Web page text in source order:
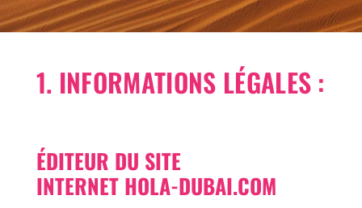
1. INFORMATIONS LÉGALES :
ÉDITEUR DU SITE
INTERNET HOLA-DUBAI.COM